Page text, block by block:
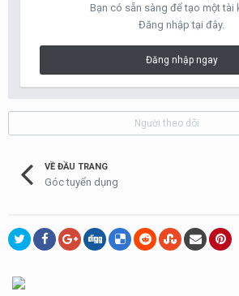
Bạn có sẵn sàng để tạo một tài
Đăng nhập tại đây.
Đăng nhập ngay
Người theo dõi
VỀ ĐẦU TRANG
Góc tuyển dụng